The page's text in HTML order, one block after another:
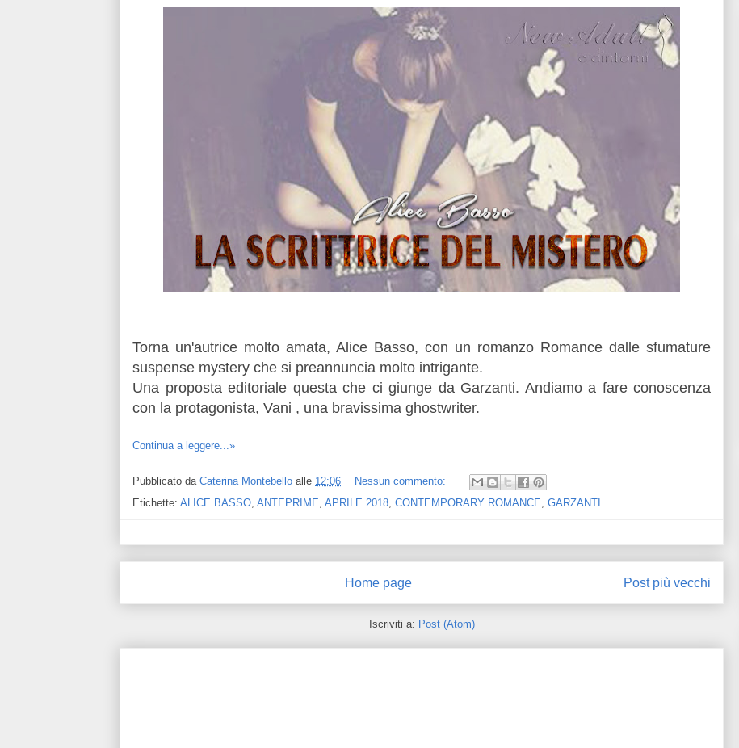
Torna un'autrice molto amata, Alice Basso, con un romanzo Romance dalle sfumature
suspense mystery che si preannuncia molto intrigante.
Una proposta editoriale questa che ci giunge da Garzanti. Andiamo a fare conoscenza
con la protagonista, Vani , una bravissima ghostwriter.
Continua a leggere...»
Pubblicato da Caterina Montebello alle 12:06
Nessun commento:
Etichette: ALICE BASSO ANTEPRIME APRILE 2018 CONTEMPORARY ROMANCE GARZANTI
Post più vecchi
Home page
Iscriviti a: Post (Atom)